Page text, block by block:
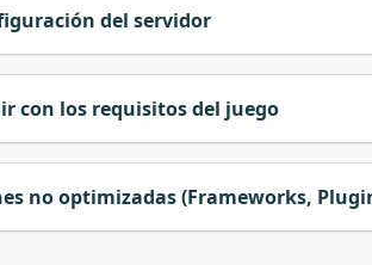
del servidor
con los requisitos del juego
no optimizadas (Frameworks,